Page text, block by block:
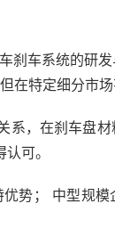
刹车系统的研
特定细分市场
系，在刹车盘
可。
势； 中型规模